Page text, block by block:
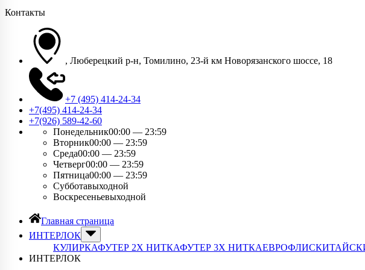
Контакты
, Люберецкий р-н, Томилино, 23-й км Новорязанского шоссе, 18​
+7 (495) 414-24-34
+7(495) 414-24-34​
+7(926) 589-42-60
Понедельник00:00 — 23:59
Вторник00:00 — 23:59
Среда00:00 — 23:59
Четверг00:00 — 23:59
Пятница00:00 — 23:59
Субботавыходной
Воскресеньевыходной
Главная страница
ИНТЕРЛОК
КУЛИРКАФУТЕР 2Х НИТКАФУТЕР 3Х НИТКАЕВРОФЛИС
ИНТЕРЛОК